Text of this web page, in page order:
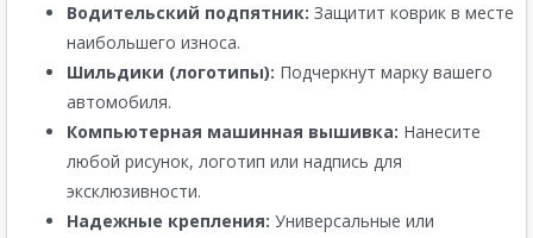
Водительский подпятник: Защитит коврик в месте
наибольшего износа.
Шильдики (логотипы): Подчеркнут марку вашего
автомобиля.
Компьютерная машинная вышивка: Нанесите
любой рисунок, логотип или надпись для
эксклюзивности.
Надежные крепления: Универсальные или